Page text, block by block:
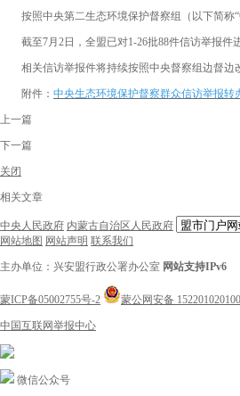
按照中央第二生态环境保护督察组（以下简称“
截至7月2日，全盟已对1-26批88件信访举报件进
相关信访举报件将持续按照中央督察组边督边
附件： 中央生态环境保护督察群众信访举报转
上一篇
下一篇
关闭
相关文章
中央人民政府 内蒙古自治区人民政府
网站地图 网站声明 联系我们
主办单位：兴安盟行政公署办公室 网站支持IPv6
蒙ICP备05002755号-2 蒙公网安备
中国互联网举报中心
微信公众号